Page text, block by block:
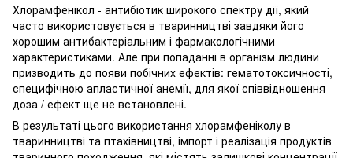
Хлорамфенікол - антибіотик широкого спектру дії, який
часто використовується в тваринництві завдяки його
хорошим антибактеріальним і фармакологічними
характеристиками. Але при попаданні в організм людини
призводить до появи побічних ефектів: гематотоксичності,
специфічною апластичної анемії, для якої співвідношення
доза / ефект ще не встановлені.
В результаті цього використання хлорамфеніколу в
тваринництві та птахівництві, імпорт і реалізація продуктів